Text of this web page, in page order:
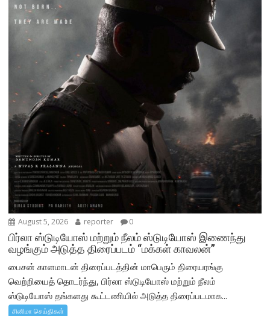
August 5, 2026 reporter 0
பிர்லா ஸ்டுடியோஸ் மற்றும் நீலம் ஸ்டுடியோஸ் இணைந்து
வழங்கும் அடுத்த திரைப்படம் “மக்கள் காவலன்”
பைசன் காளமாடன் திரைப்படத்தின் மாபெரும் திரையரங்கு
வெற்றியைத் தொடர்ந்து, பிர்லா ஸ்டுடியோஸ் மற்றும் நீலம்
ஸ்டுடியோஸ் தங்களது கூட்டணியில் அடுத்த திரைப்படமாக...
சினிமா செய்திகள்